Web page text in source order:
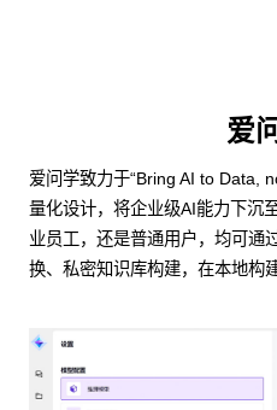
爱
爱问学致力于“Bring AI to Data,
量化设计，将企业级AI能力下沉
业员工，还是普通用户，均可通
换、私密知识库构建，在本地构